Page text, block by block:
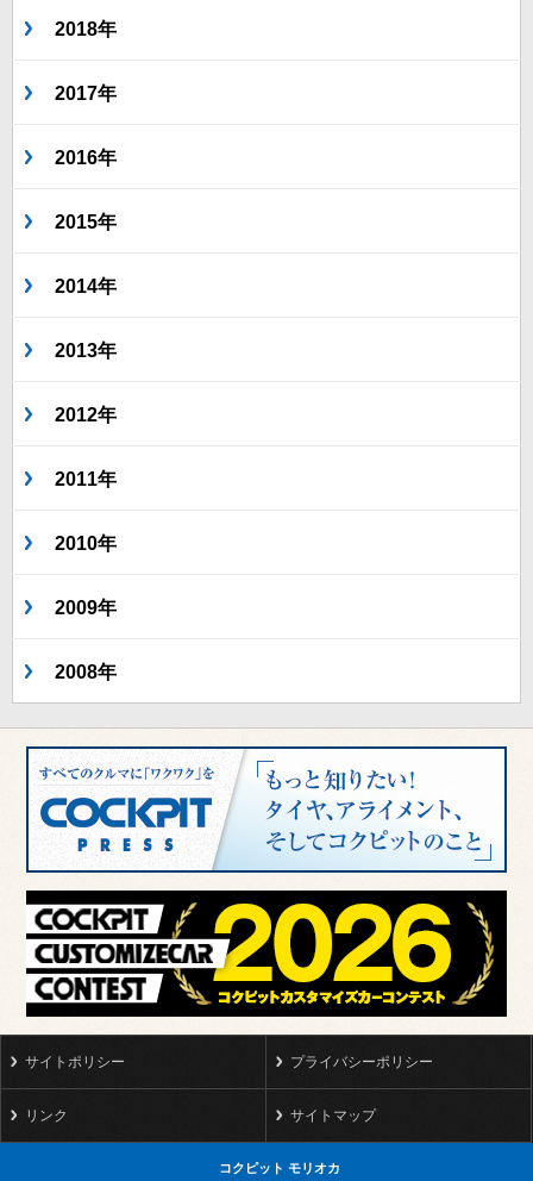
2018年
2017年
2016年
2015年
2014年
2013年
2012年
2011年
2010年
2009年
2008年
サイトポリシー プライバシーポリシー
リンク サイトマップ
コクピット モリオカ